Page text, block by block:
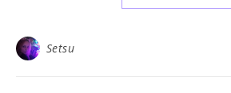
Setsu